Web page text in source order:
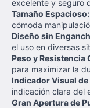
excelente y seguro
Tamaño Espacioso:
cómoda
Diseño sin
el uso en diversas
Peso y Resistencia
para maximizar la
Indicador Visual
indicación clara del
Gran Apertura de